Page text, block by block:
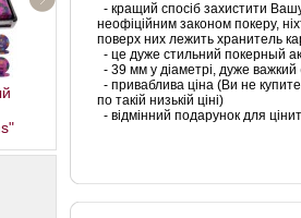
Керамические фишки
«EPT PokerStars»
- кращий спосіб захистити
неофіційним законом покеру,
поверх них лежить хранитель
- це дуже стильний покерный
- 39 мм у діаметрі, дуже
- приваблива ціна (Ви не
по такій низькій ціні)
- відмінний подарунок для